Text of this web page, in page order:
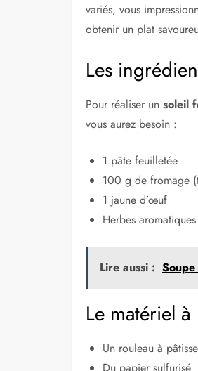
variés, vous
obtenir un plat
Les
Pour réaliser un soleil
vous aurez besoin :
1 pâte feuilletée
100 g de fromage
1 jaune d’œuf
Herbes
Lire aussi :
Le matériel
Un rouleau à
Du papier sulfurisé